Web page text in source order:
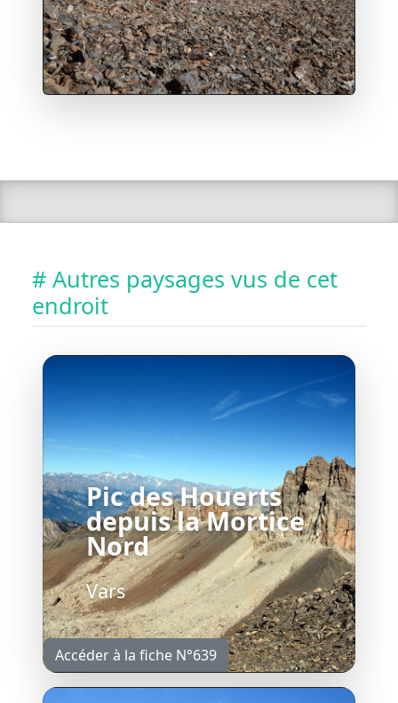
# Autres paysages vus de cet
endroit
Pic des Houerts
depuis la Mortice
Nord
Vars
Accéder à la fiche N°639